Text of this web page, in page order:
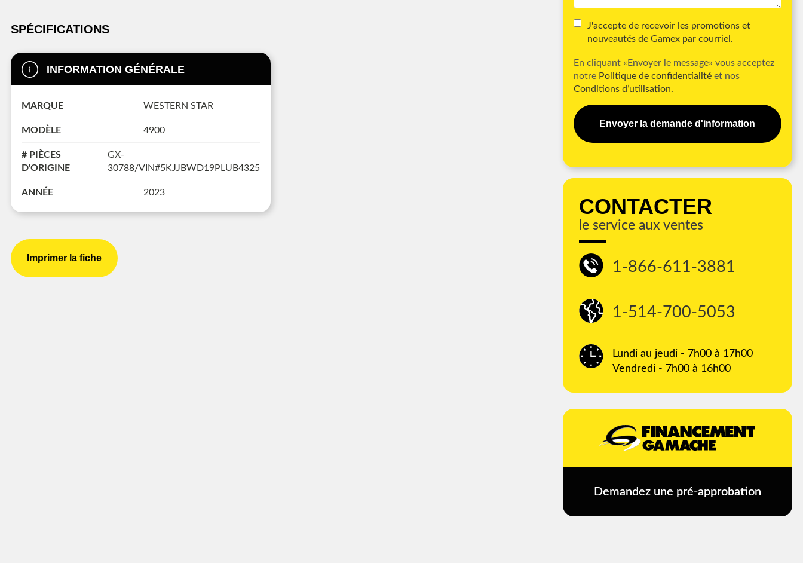
SPÉCIFICATIONS
INFORMATION GÉNÉRALE
MARQUE WESTERN STAR
MODÈLE 4900
# PIÈCES
D'ORIGINE
GX-
30788/VIN#5KJJBWD19PLUB4325
ANNÉE 2023
Imprimer la fiche
J'accepte de recevoir les promotions et
nouveautés de Gamex par courriel.
En cliquant «Envoyer le message» vous acceptez
notre Politique de confidentialitéet nos
Conditions d’utilisation.
Envoyer la demande d'information
CONTACTER
le service aux ventes
1-866-611-3881
1-514-700-5053
Lundi au jeudi - 7h00 à 17h00
Vendredi - 7h00 à 16h00
Demandez une pré-approbation